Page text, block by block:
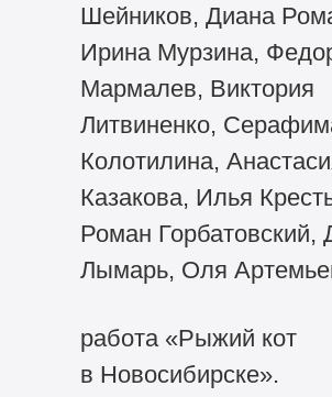
Шейников, Диана
Ирина Мурзина,
Мармалев, Виктория
Литвиненко,
Колотилина,
Казакова, Илья
Роман Горбатовский,
Лымарь, Оля
работа «Рыжий кот
в Новосибирске».